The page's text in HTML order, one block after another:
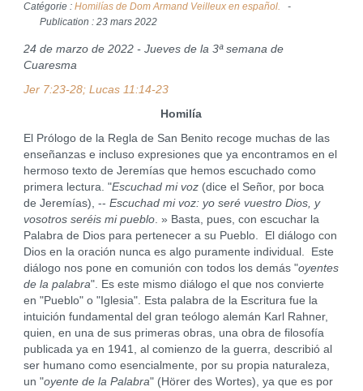
Catégorie : Homilías de Dom Armand Veilleux en español.
Publication : 23 mars 2022
24 de marzo de 2022 - Jueves de la 3ª semana de
Cuaresma
Jer 7:23-28; Lucas 11:14-23
Homilía
El Prólogo de la Regla de San Benito recoge muchas de las
enseñanzas e incluso expresiones que ya encontramos en el
hermoso texto de Jeremías que hemos escuchado como
primera lectura. "Escuchad mi voz(dice el Señor, por boca
de Jeremías), -- Escuchad mi voz: yo seré vuestro Dios, y
vosotros seréis mi pueblo. » Basta, pues, con escuchar la
Palabra de Dios para pertenecer a su Pueblo. El diálogo con
Dios en la oración nunca es algo puramente individual. Este
diálogo nos pone en comunión con todos los demás "oyentes
de la palabra". Es este mismo diálogo el que nos convierte
en "Pueblo" o "Iglesia". Esta palabra de la Escritura fue la
intuición fundamental del gran teólogo alemán Karl Rahner,
quien, en una de sus primeras obras, una obra de filosofía
publicada ya en 1941, al comienzo de la guerra, describió al
ser humano como esencialmente, por su propia naturaleza,
un "oyente de la Palabra" (Hörer des Wortes), ya que es por